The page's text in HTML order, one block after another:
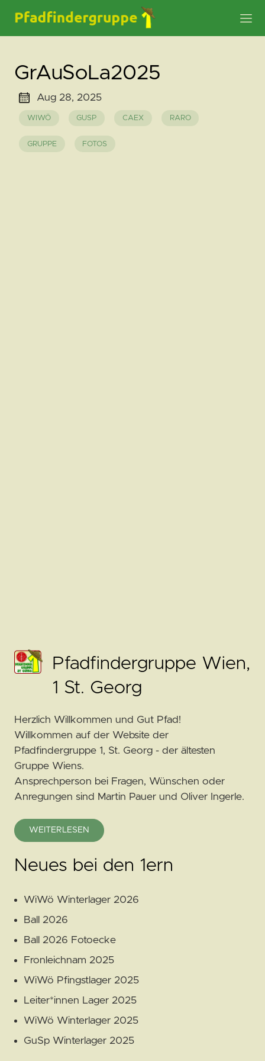
GrAuSoLa2025
Aug 28, 2025
WIWÖ GUSP CAEX RARO
GRUPPE FOTOS
Pfadfindergruppe Wien,
1 St. Georg
Herzlich Willkommen und Gut Pfad!
Willkommen auf der Website der
Pfadfindergruppe 1, St. Georg - der ältesten
Gruppe Wiens.
Ansprechperson bei Fragen, Wünschen oder
Anregungen sind Martin Pauer und Oliver Ingerle.
WEITERLESEN
Neues bei den 1ern
WiWö Winterlager 2026
Ball 2026
Ball 2026 Fotoecke
Fronleichnam 2025
WiWö Pfingstlager 2025
Leiter*innen Lager 2025
WiWö Winterlager 2025
GuSp Winterlager 2025